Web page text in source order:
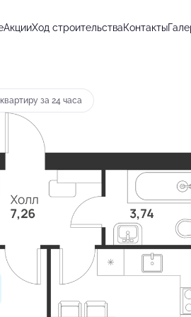
АкцииХод строительстваКонтакты
16 275 руб.
за 24 часа